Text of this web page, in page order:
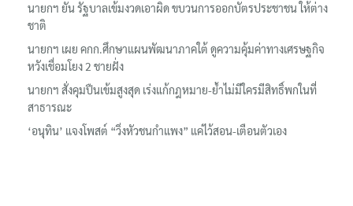
นายกฯ ยัน รัฐบาลเข้มงวดเอาผิด ขบวนการออกบัตรประชาชน ให้ต่าง
ชาติ
นายกฯ เผย คกก.ศึกษาแผนพัฒนาภาคใต้ ดูความคุ้มค่าทางเศรษฐกิจ
หวังเชื่อมโยง 2 ชายฝั่ง
นายกฯ สั่งคุมปืนเข้มสูงสุด เร่งแก้กฎหมาย-ย้ำไม่มีใครมีสิทธิ์พกในที่
สาธารณะ
‘อนุทิน’ แจงโพสต์ “วิ่งหัวชนกำแพง” แค่ไว้สอน-เตือนตัวเอง